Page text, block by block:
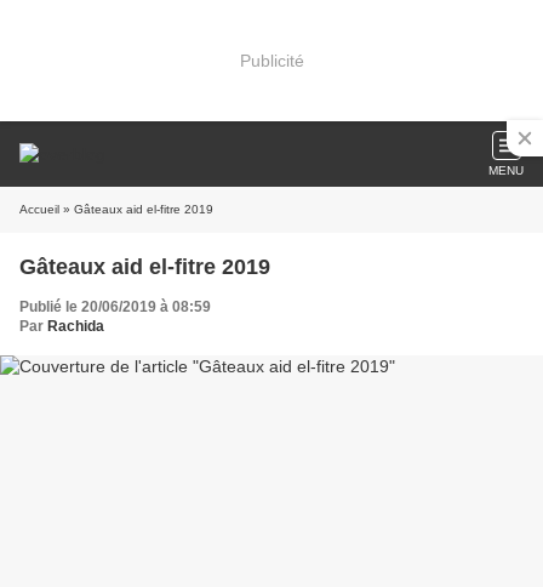
Publicité
MENU
Accueil » Gâteaux aid el-fitre 2019
Gâteaux aid el-fitre 2019
Publié le 20/06/2019 à 08:59
Par Rachida